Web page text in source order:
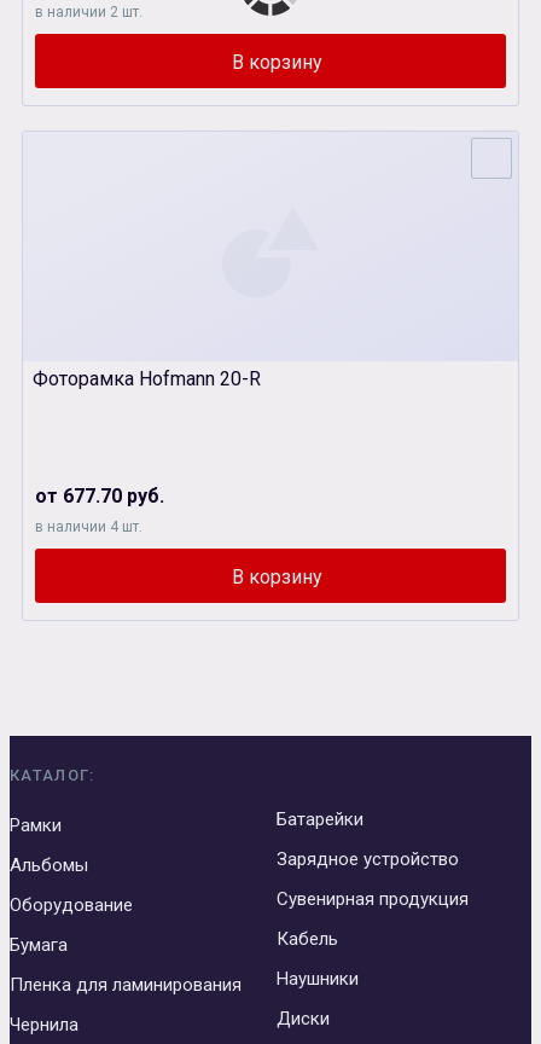
в наличии 2 шт.
Фоторамка Hofmann 20-R
от 677.70 руб.
в наличии 4 шт.
КАТАЛОГ:
Рамки
Альбомы
Оборудование
Бумага
Пленка для ламинирования
Чернила
Батарейки
Зарядное устройство
Сувенирная продукция
Кабель
Наушники
Диски